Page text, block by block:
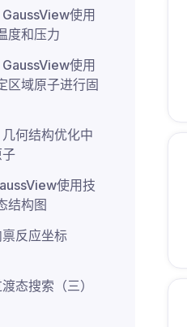
使用
度和压力
使用
区域原子进行固
何结构优化中
使用技
结构图
反应坐标
态搜索（三）